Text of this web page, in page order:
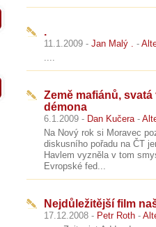
.
11.1.2009 - Jan Malý . -
....
Země mafiánů,
démona
6.1.2009 - Dan Kučera-
Na Nový rok si Moravec
diskusního pořadu na ČT
Havlem vyzněla v tom
Evropské fed...
Nejdůležitější film
17.12.2008 - Petr Roth -